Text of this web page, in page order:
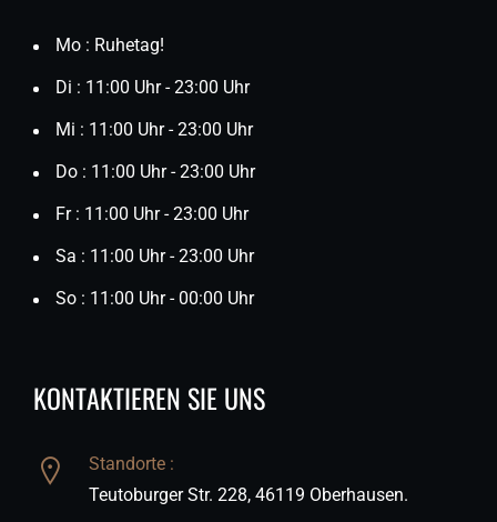
Mo : Ruhetag!
Di : 11:00 Uhr - 23:00 Uhr
Mi : 11:00 Uhr - 23:00 Uhr
Do : 11:00 Uhr - 23:00 Uhr
Fr : 11:00 Uhr - 23:00 Uhr
Sa : 11:00 Uhr - 23:00 Uhr
So : 11:00 Uhr - 00:00 Uhr
KONTAKTIEREN SIE UNS
Standorte :
Teutoburger Str. 228, 46119 Oberhausen.